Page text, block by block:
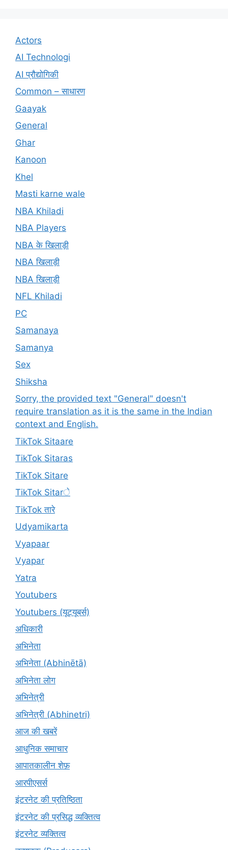
Actors
AI Technologi
AI प्रौद्योगिकी
Common – साधारण
Gaayak
General
Ghar
Kanoon
Khel
Masti karne wale
NBA Khiladi
NBA Players
NBA के खिलाड़ी
NBA खिलाड़ी
NBA खिलाड़ी
NFL Khiladi
PC
Samanaya
Samanya
Sex
Shiksha
Sorry, the provided text "General" doesn't
require translation as it is the same in the Indian
context and English.
TikTok Sitaare
TikTok Sitaras
TikTok Sitare
TikTok Sitarे
TikTok तारे
Udyamikarta
Vyapaar
Vyapar
Yatra
Youtubers
Youtubers (यूट्यूबर्स)
अधिकारी
अभिनेता
अभिनेता (Abhinētā)
अभिनेता लोग
अभिनेत्री
अभिनेत्री (Abhinetri)
आज की खबरें
आधुनिक समाचार
आपातकालीन शेफ़
आरपीएसर्स
इंटरनेट की प्रतिष्ठिता
इंटरनेट की प्रसिद्ध व्यक्तित्व
इंटरनेट व्यक्तित्व